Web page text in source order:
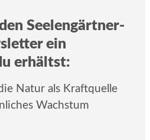
Seelengärtner-
ein
erhältst:
Natur als Kraftquelle
Wachstum